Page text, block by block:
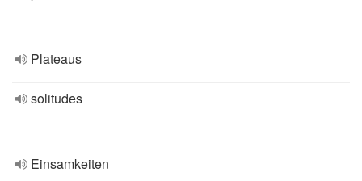
Plateaus
solitudes
Einsamkeiten